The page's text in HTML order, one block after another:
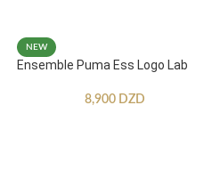
NEW
Ensemble Puma Ess Logo Lab
8,900 DZD